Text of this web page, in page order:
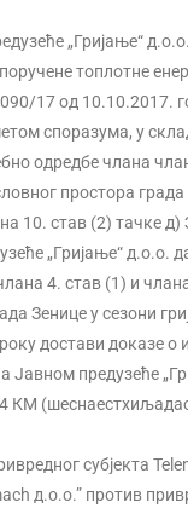
„Гријање“
топлотне
17 од 10.10.2017.
споразума, у
одредбе члана
простора
10. став (2) тачке д)
„Гријање“ д.о.о.
4. став (1) и
Зенице у сезони
достави доказе о
Јавном предузеће
КМ
субјекта
д.о.о.” против